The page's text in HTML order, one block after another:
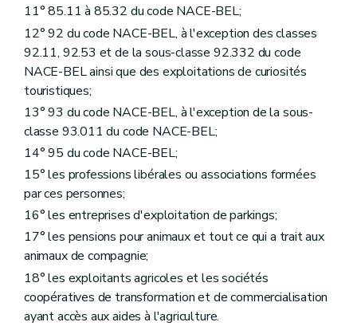
11° 85.11 à 85.32 du code NACE-BEL;
12° 92 du code NACE-BEL, à l'exception des classes
92.11, 92.53 et de la sous-classe 92.332 du code
NACE-BEL ainsi que des exploitations de curiosités
touristiques;
13° 93 du code NACE-BEL, à l'exception de la sous-
classe 93.011 du code NACE-BEL;
14° 95 du code NACE-BEL;
15° les professions libérales ou associations formées
par ces personnes;
16° les entreprises d'exploitation de parkings;
17° les pensions pour animaux et tout ce qui a trait aux
animaux de compagnie;
18° les exploitants agricoles et les sociétés
coopératives de transformation et de commercialisation
ayant accès aux aides à l'agriculture.